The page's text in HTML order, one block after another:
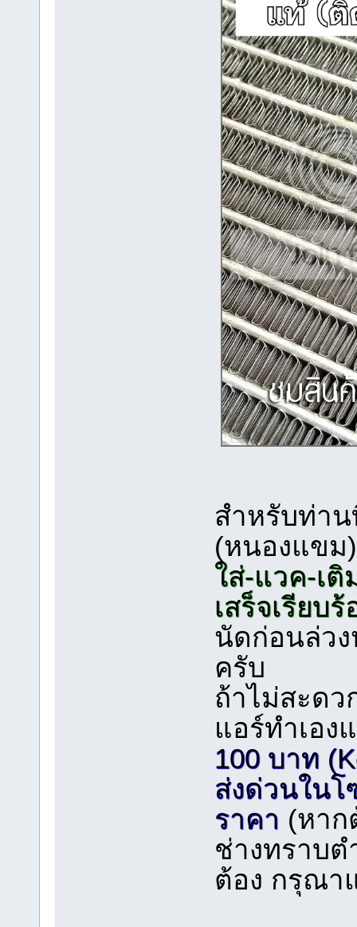
สำหรับท่าน
(หนองแขม
ใส่-แวค-เ
เสร็จเรียบร้
นัดก่อนล่วง
ครับ
ถ้าไม่สะดว
แอร์ทำเอง
100 บาท
ส่งด่วนในโ
ราคา (หาก
ช่างทราบ
ต้อง กรุณา